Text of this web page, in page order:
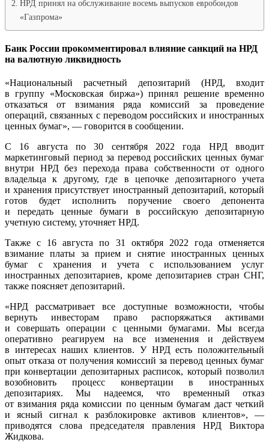
НРД принял на обслуживание восемь выпусков евробондов
«Газпрома»
Банк России прокомментировал влияние санкций на НРД
на валютную ликвидность
«Национальный расчетный депозитарий (НРД, входит
в группу «Московская биржа») принял решение временно
отказаться от взимания ряда комиссий за проведение
операций, связанных с переводом российских и иностранных
ценных бумаг», — говорится в сообщении.
С 16 августа по 30 сентября 2022 года НРД вводит
маркетинговый период за перевод российских ценных бумаг
внутри НРД без перехода права собственности от одного
владельца к другому, где в цепочке депозитарного учета
и хранения присутствует иностранный депозитарий, который
готов будет исполнить поручение своего депонента
и передать ценные бумаги в российскую депозитарную
учетную систему, уточняет НРД.
Также с 16 августа по 31 октября 2022 года отменяется
взимание платы за прием и снятие иностранных ценных
бумаг с хранения и учета с использованием услуг
иностранных депозитариев, кроме депозитариев стран СНГ,
также поясняет депозитарий.
«НРД рассматривает все доступные возможности, чтобы
вернуть инвесторам право распоряжаться активами
и совершать операции с ценными бумагами. Мы всегда
оперативно реагируем на все изменения и действуем
в интересах наших клиентов. У НРД есть положительный
опыт отказа от получения комиссий за перевод ценных бумаг
при конвертации депозитарных расписок, который позволил
возобновить процесс конвертации в иностранных
депозитариях. Мы надеемся, что временный отказ
от взимания ряда комиссии по ценным бумагам даст четкий
и ясный сигнал к разблокировке активов клиентов», —
приводятся слова председателя правления НРД Виктора
Жидкова.